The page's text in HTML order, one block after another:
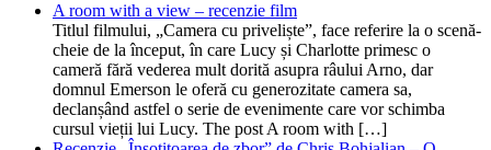
A room with a view – recenzie film
Titlul filmului, „Camera cu priveliște”, face referire la o scenă-
cheie de la început, în care Lucy și Charlotte primesc o
cameră fără vederea mult dorită asupra râului Arno, dar
domnul Emerson le oferă cu generozitate camera sa,
declanșând astfel o serie de evenimente care vor schimba
cursul vieții lui Lucy. The post A room with […]